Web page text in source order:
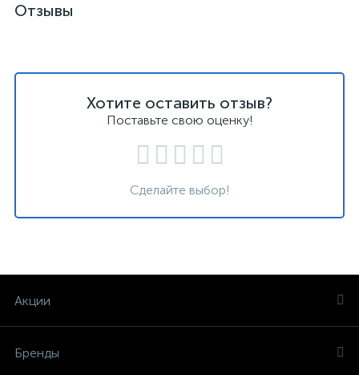
Отзывы
Хотите оставить отзыв?
Поставьте свою оценку!
Сделайте выбор!
Акции
Бренды